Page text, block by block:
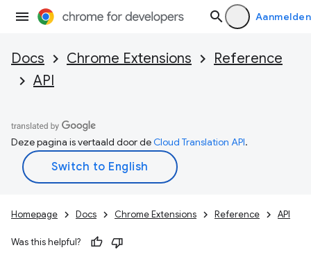
Aanmelden
Docs Chrome Extensions
Reference
API
Deze pagina is vertaald door deCloud Translation API.
Homepage Docs Chrome Extensions Reference API
Was this helpful?